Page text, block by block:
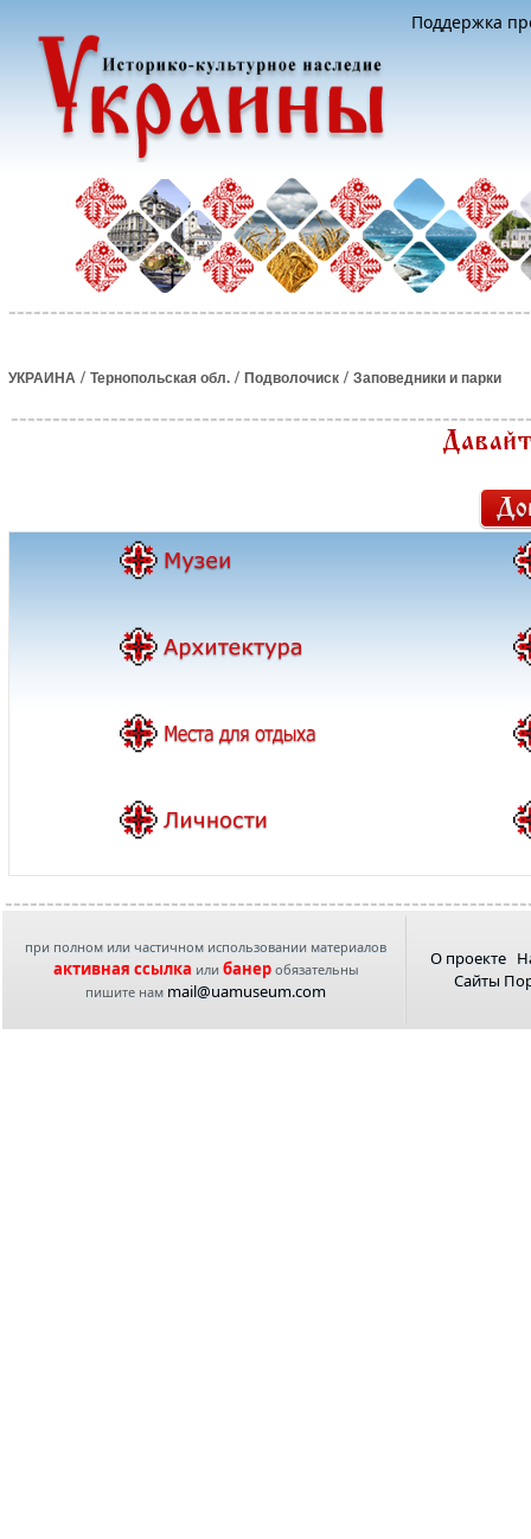
Поддержка
УКРАИНА / Тернопольская обл. / Подволочиск / Заповедники и парки
при полном или частичном использовании материалов
активная ссылка или банеробязательны
пишите нам mail@uamuseum.com
О проекте
Сайты